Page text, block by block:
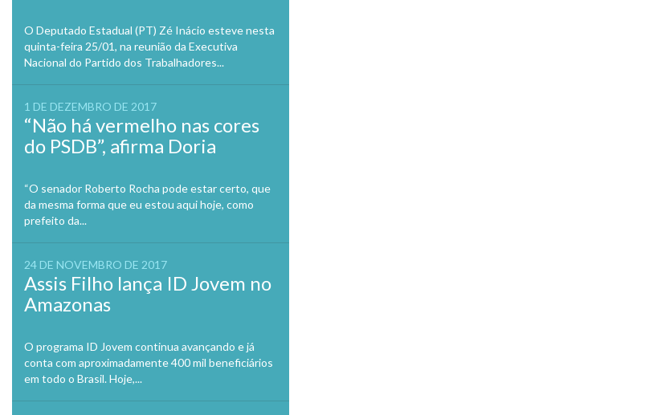
O Deputado Estadual (PT) Zé Inácio esteve nesta
quinta-feira 25/01, na reunião da Executiva
Nacional do Partido dos Trabalhadores...
1 DE DEZEMBRO DE 2017
“Não há vermelho nas cores
do PSDB”, afirma Doria
“O senador Roberto Rocha pode estar certo, que
da mesma forma que eu estou aqui hoje, como
prefeito da...
24 DE NOVEMBRO DE 2017
Assis Filho lança ID Jovem no
Amazonas
O programa ID Jovem continua avançando e já
conta com aproximadamente 400 mil beneficiários
em todo o Brasil. Hoje,...